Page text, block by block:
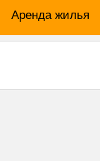
Аренда жилья